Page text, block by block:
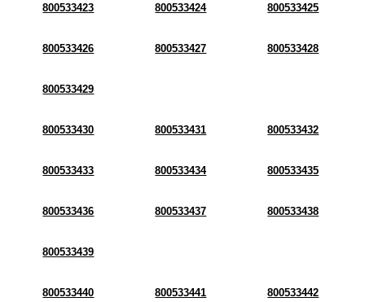
800533423 800533424 800533425
800533426 800533427 800533428
800533429
800533430 800533431 800533432
800533433 800533434 800533435
800533436 800533437 800533438
800533439
800533440 800533441 800533442